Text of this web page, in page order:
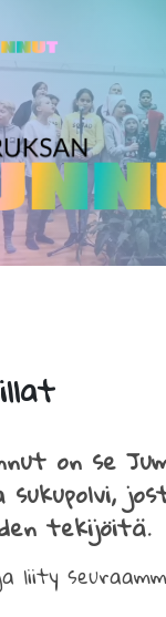
on se
tekijöitä.
liity